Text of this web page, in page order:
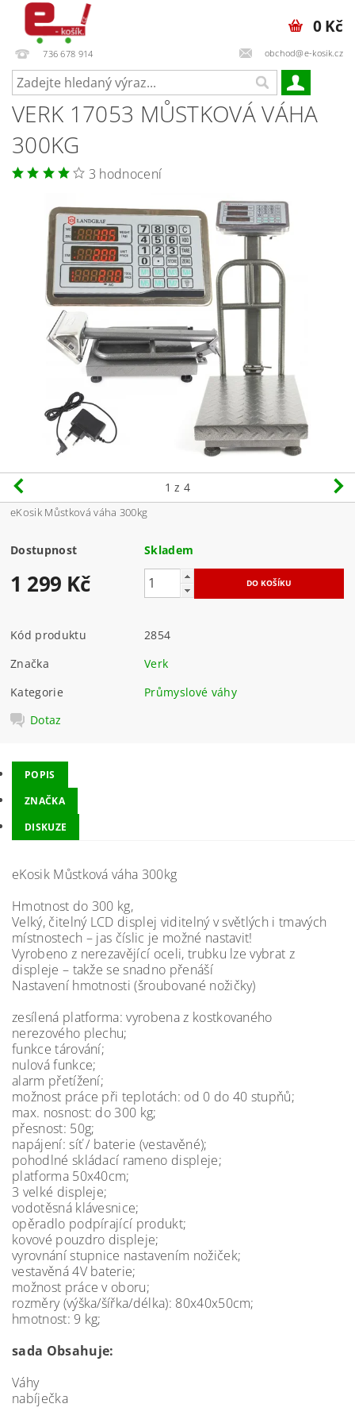
736 678 914 obchod@e-kosik.cz
0 Kč
VERK 17053 MŮSTKOVÁ VÁHA
300KG
3 hodnocení
1 z 4
eKosik Můstková váha 300kg
Dostupnost Skladem
1 299 Kč
Kód produktu
2854
Značka
Verk
Kategorie
Průmyslové váhy
Dotaz
POPIS
ZNAČKA
DISKUZE
eKosik Můstková váha 300kg
Hmotnost do 300 kg,
Velký, čitelný LCD displej viditelný v světlých i tmavých
místnostech – jas číslic je možné nastavit!
Vyrobeno z nerezavějící oceli, trubku lze vybrat z
displeje – takže se snadno přenáší
Nastavení hmotnosti (šroubované nožičky)
zesílená platforma: vyrobena z kostkovaného
nerezového plechu;
funkce tárování;
nulová funkce;
alarm přetížení;
možnost práce při teplotách: od 0 do 40 stupňů;
max. nosnost: do 300 kg;
přesnost: 50g;
napájení: síť / baterie (vestavěné);
pohodlné skládací rameno displeje;
platforma 50x40cm;
3 velké displeje;
vodotěsná klávesnice;
opěradlo podpírající produkt;
kovové pouzdro displeje;
vyrovnání stupnice nastavením nožiček;
vestavěná 4V baterie;
možnost práce v oboru;
rozměry (výška/šířka/délka): 80x40x50cm;
hmotnost: 9 kg;
sada Obsahuje:
Váhy
nabíječka